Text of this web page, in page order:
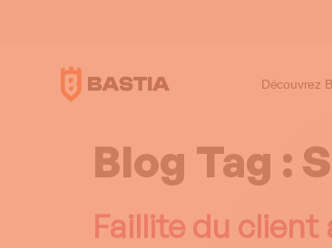
Découvrez
Blog Tag :
Faillite du